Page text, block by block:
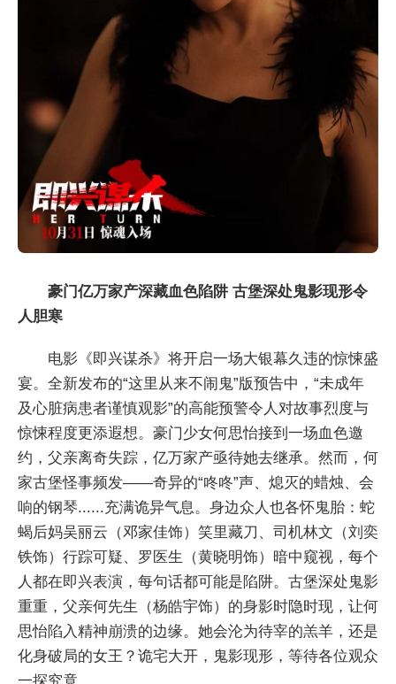
豪门亿万家产深藏血色陷阱 古堡深处鬼影现形令
人胆寒
电影《即兴谋杀》将开启一场大银幕久违的惊悚盛
宴。全新发布的“这里从来不闹鬼”版预告中，“未成年
及心脏病患者谨慎观影”的高能预警令人对故事烈度与
惊悚程度更添遐想。豪门少女何思怡接到一场血色邀
约，父亲离奇失踪，亿万家产亟待她去继承。然而，何
家古堡怪事频发——奇异的“咚咚”声、熄灭的蜡烛、会
响的钢琴......充满诡异气息。身边众人也各怀鬼胎：蛇
蝎后妈吴丽云（邓家佳饰）笑里藏刀、司机林文（刘奕
铁饰）行踪可疑、罗医生（黄晓明饰）暗中窥视，每个
人都在即兴表演，每句话都可能是陷阱。古堡深处鬼影
重重，父亲何先生（杨皓宇饰）的身影时隐时现，让何
思怡陷入精神崩溃的边缘。她会沦为待宰的羔羊，还是
化身破局的女王？诡宅大开，鬼影现形，等待各位观众